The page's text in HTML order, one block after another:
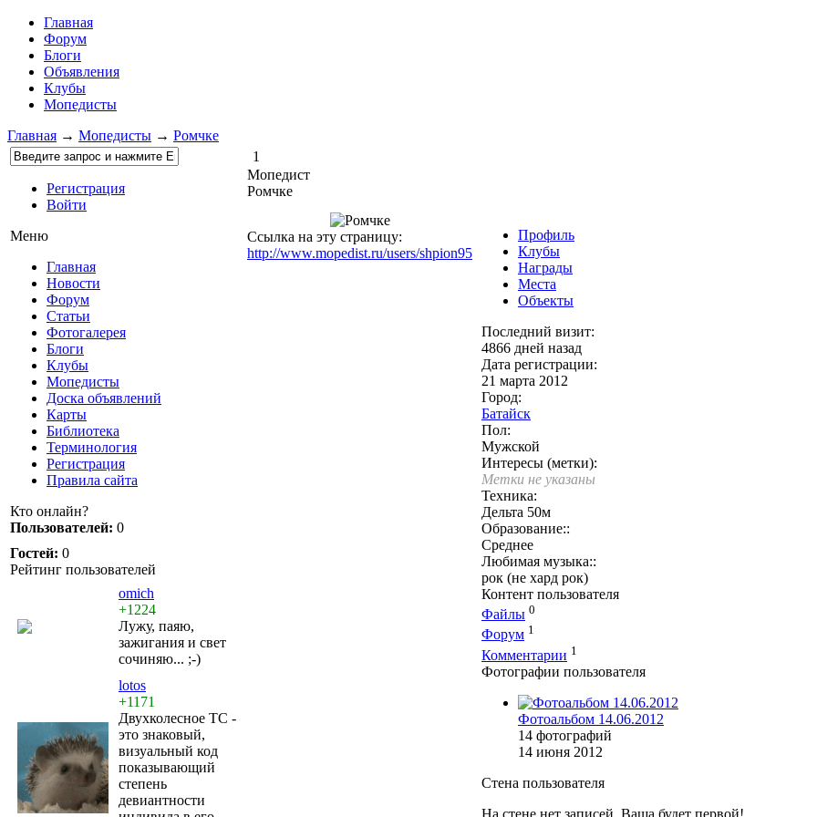
Главная
Форум
Блоги
Объявления
Клубы
Мопедисты
Главная → Мопедисты → Ромчке
Регистрация
Войти
Меню
Главная
Новости
Форум
Статьи
Фотогалерея
Блоги
Клубы
Мопедисты
Доска объявлений
Карты
Библиотека
Терминология
Регистрация
Правила сайта
Кто онлайн?
Пользователей: 0
Гостей: 0
Рейтинг пользователей
omich
+1224
Лужу, паяю,
зажигания и свет
сочиняю... ;-)
lotos
+1171
Двухколесное ТС -
это знаковый,
визуальный код
показывающий
степень
девиантности
1
Мопедист
Ромчке
Ссылка на эту страницу:
http://www.mopedist.ru/users/shpion95
Профиль
Клубы
Награды
Места
Объекты
Последний визит:
4866 дней назад
Дата регистрации:
21 марта 2012
Город:
Батайск
Пол:
Мужской
Интересы (метки):
Метки не указаны
Техника:
Дельта 50м
Образование::
Среднее
Любимая музыка::
рок (не хард рок)
Контент пользователя
Файлы 0
Форум 1
Комментарии 1
Фотографии пользователя
Фотоальбом 14.06.2012
14 фотографий
14 июня 2012
Стена пользователя
На стене нет записей. Ваша будет первой!